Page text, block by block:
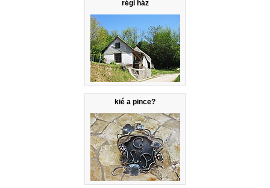
régi ház
kié a pince?